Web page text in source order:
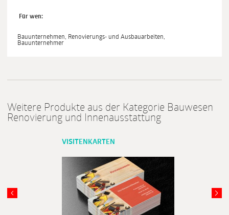
Für wen:
Bauunternehmen, Renovierungs- und Ausbauarbeiten,
Bauunternehmer
Weitere Produkte aus der Kategorie Bauwesen
Renovierung und Innenausstattung
VISITENKARTEN